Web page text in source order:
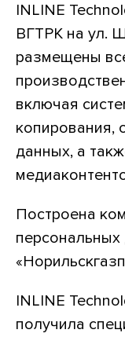
INLINE
ВГТРК на ул.
размещены
включая
копирования,
данных, а
Построена
INLINE
получила